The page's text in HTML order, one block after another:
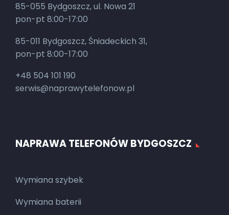
85-055 Bydgoszcz, ul. Nowa 21
pon-pt 8:00-17:00
85-011 Bydgoszcz, Śniadeckich 31,
pon-pt 8:00-17:00
+48 504 101 190
serwis@naprawytelefonow.pl
NAPRAWA TELEFONÓW BYDGOSZCZ
Wymiana szybek
Wymiana baterii